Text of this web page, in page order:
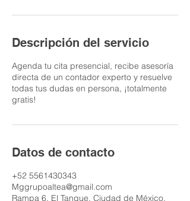
Descripción del servicio
Agenda tu cita presencial, recibe asesoría
directa de un contador experto y resuelve
todas tus dudas en persona, ¡totalmente
gratis!
Datos de contacto
+52 5561430343
Mggrupoaltea@gmail.com
Rampa 6, El Tanque, Ciudad de México,